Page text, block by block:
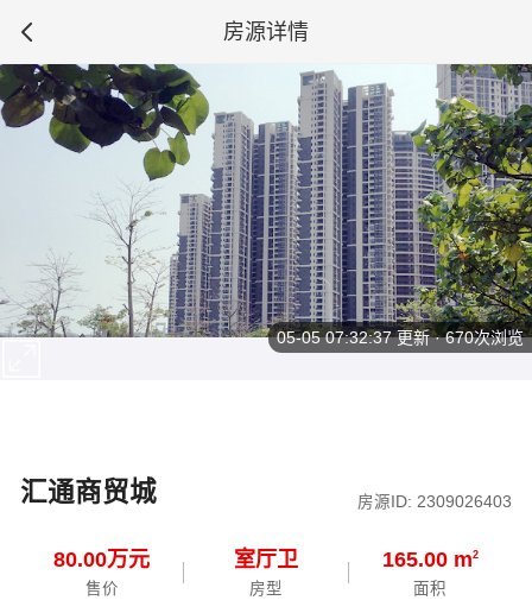
房源详情
汇通商贸城 房源ID: 2309026403
80.00万元
售价
室厅卫
房型
165.00 m2
面积
05-05 07:32:37更新 · 670次浏览